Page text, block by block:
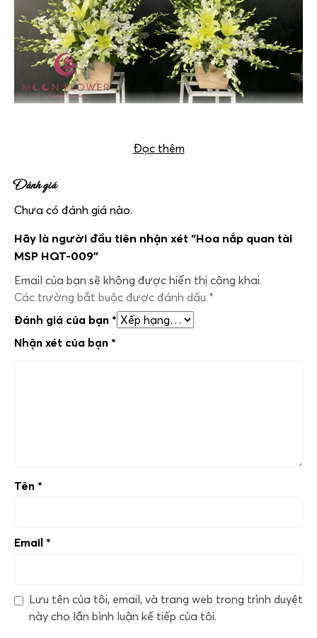
Đọc thêm
Đánh giá
Chưa có đánh giá nào.
Hãy là người đầu tiên nhận xét “Hoa nắp quan tài
MSP HQT-009”
Email của bạn sẽ không được hiển thị công khai.
Các trường bắt buộc được đánh dấu *
Đánh giá của bạn *
Nhận xét của bạn *
Tên *
Email *
Lưu tên của tôi, email, và trang web trong trình duyệt
này cho lần bình luận kế tiếp của tôi.